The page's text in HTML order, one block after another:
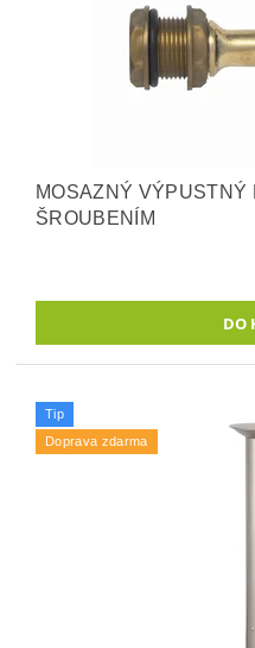
MOSAZNÝ VÝPUSTNÝ
ŠROUBENÍM
Tip
Doprava zdarma